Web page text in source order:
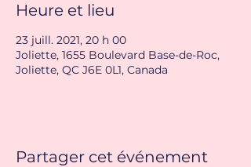
Heure et lieu
23 juill. 2021, 20 h 00
Joliette, 1655 Boulevard Base-de-Roc,
Joliette, QC J6E 0L1, Canada
Partager cet événement